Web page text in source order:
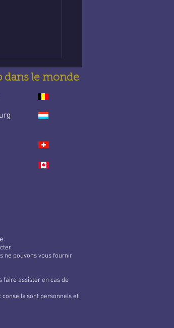
dans le monde
ne pouvons vous fournir
faire assister en cas de
sont personnels et